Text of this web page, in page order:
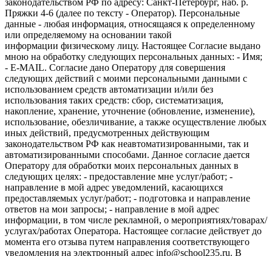
законодательством РФ по адресу: Санкт-Петербург, наб. р.
Пряжки 4-6 (далее по тексту - Оператор). Персональные
данные - любая информация, относящаяся к определенному
или определяемому на основании такой
информации физическому лицу. Настоящее Согласие выдано
мною на обработку следующих персональных данных: - Имя;
- E-MAIL. Согласие дано Оператору для совершения
следующих действий с моими персональными данными с
использованием средств автоматизации и/или без
использования таких средств: сбор, систематизация,
накопление, хранение, уточнение (обновление, изменение),
использование, обезличивание, а также осуществление любых
иных действий, предусмотренных действующим
законодательством РФ как неавтоматизированными, так и
автоматизированными способами. Данное согласие дается
Оператору для обработки моих персональных данных в
следующих целях: - предоставление мне услуг/работ; -
направление в мой адрес уведомлений, касающихся
предоставляемых услуг/работ; - подготовка и направление
ответов на мои запросы; - направление в мой адрес
информации, в том числе рекламной, о мероприятиях/товарах/
услугах/работах Оператора. Настоящее согласие действует до
момента его отзыва путем направления соответствующего
уведомления на электронный адрес info@school235.ru. В